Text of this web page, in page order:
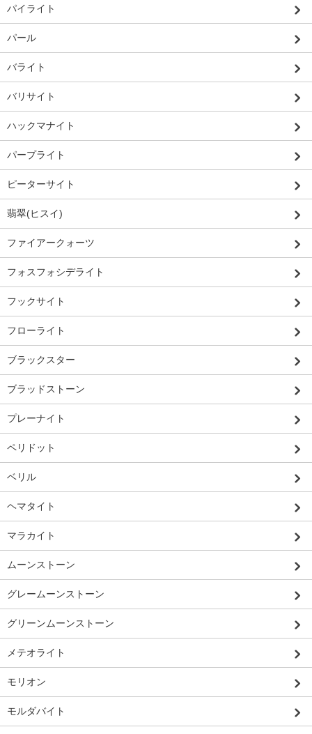
パイライト
パール
バライト
バリサイト
ハックマナイト
パープライト
ピーターサイト
翡翠(ヒスイ)
ファイアークォーツ
フォスフォシデライト
フックサイト
フローライト
ブラックスター
ブラッドストーン
プレーナイト
ペリドット
ベリル
ヘマタイト
マラカイト
ムーンストーン
グレームーンストーン
グリーンムーンストーン
メテオライト
モリオン
モルダバイト